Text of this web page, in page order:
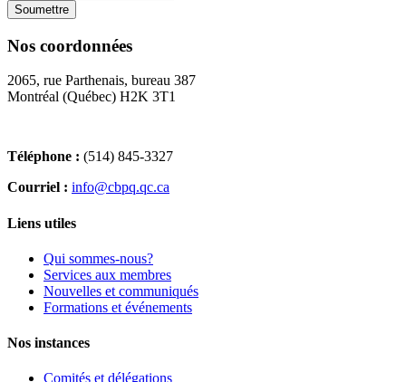
Nos coordonnées
2065, rue Parthenais, bureau 387
Montréal (Québec) H2K 3T1
Téléphone : (514) 845-3327
Courriel : info@cbpq.qc.ca
Liens utiles
Qui sommes-nous?
Services aux membres
Nouvelles et communiqués
Formations et événements
Nos instances
Comités et délégations